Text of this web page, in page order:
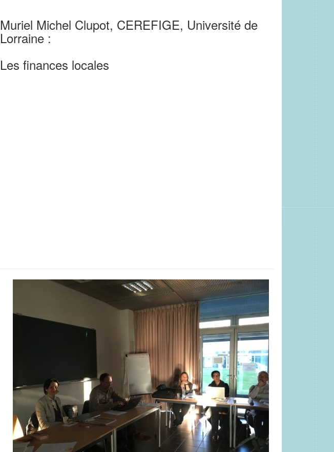
Muriel Michel Clupot, CEREFIGE, Université de
Lorraine :
Les finances locales